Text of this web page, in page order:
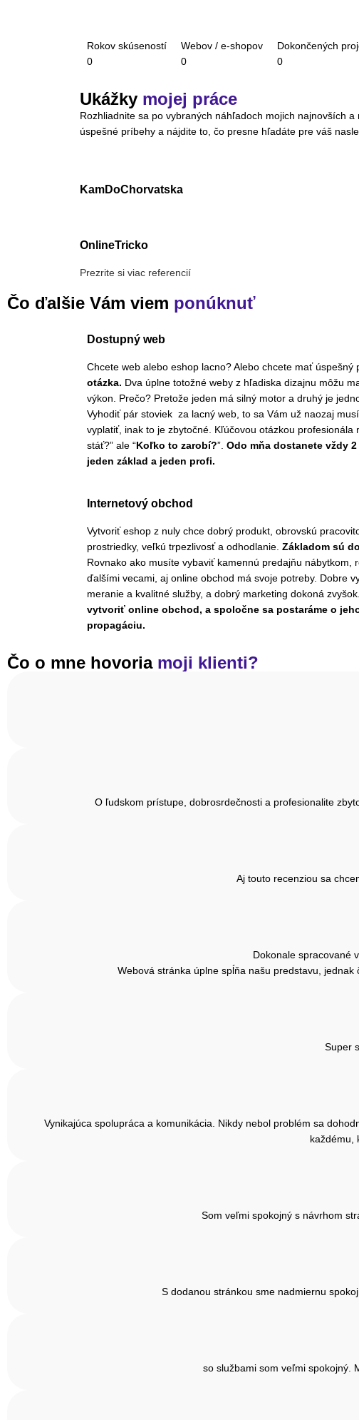
Rokov skúseností
0
Webov / e-shopov
0
Dokončených
0
Ukážky mojej práce
Rozhliadnite sa po vybraných náhľadoch mojich najnovších
úspešné príbehy a nájdite to, čo presne hľadáte pre váš
KamDoChorvatska
OnlineTricko
Prezrite si viac referencií
Čo ďalšie Vám viem ponúknuť
Dostupný web
Chcete web alebo eshop lacno? Alebo chcete mať úspešný
otázka. Dva úplne totožné weby z hľadiska dizajnu môžu
výkon. Prečo? Pretože jeden má silný motor a druhý je
Vyhodiť pár stoviek za lacný web, to sa Vám už naozaj
vyplatiť, inak to je zbytočné. Kľúčovou otázkou profesionála
stáť?” ale “Koľko to zarobí?”. Odo mňa dostanete vždy
jeden základ a jeden profi.
Internetový obchod
Vytvoriť eshop z nuly chce dobrý produkt, obrovskú
prostriedky, veľkú trpezlivosť a odhodlanie. Základom sú
Rovnako ako musíte vybaviť kamennú predajňu nábytkom,
ďalšími vecami, aj online obchod má svoje potreby. Dobre
meranie a kvalitné služby, a dobrý marketing dokoná zvyšok.
vytvoriť online obchod, a spoločne sa postaráme o
propagáciu.
Čo o mne hovoriamoji klienti?
O ľudskom prístupe, dobrosrdečnosti a profesionalite
Aj touto recenziou sa
Dokonale spracované
Webová stránka úplne spĺňa našu predstavu,
Super
Vynikajúca spolupráca a komunikácia. Nikdy nebol problém sa
každému,
Som veľmi spokojný s návrhom
S dodanou stránkou sme nadmiernu
so službami som veľmi spokojný.